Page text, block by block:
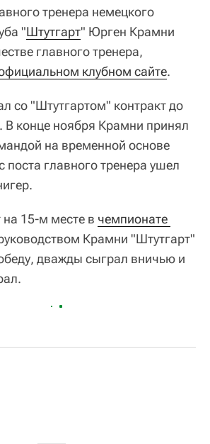
тренера немецкого
"Штутгарт" Юрген Крамни
главного тренера,
клубном сайте.
со "Штутгартом" контракт до
В конце ноября Крамни принял
на временной основе
поста главного тренера ушел
на 15-м месте в чемпионате
Крамни "Штутгарт"
дважды сыграл вничью и